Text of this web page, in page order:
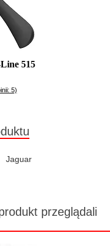
515
24h)
5)
Jaguar
przeglądali